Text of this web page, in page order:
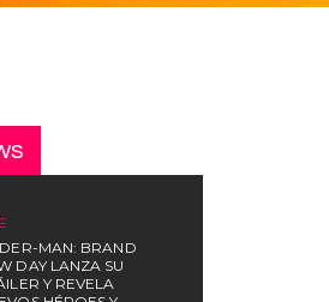
MAN: BRAND
DAY LANZA SU
Y REVELA